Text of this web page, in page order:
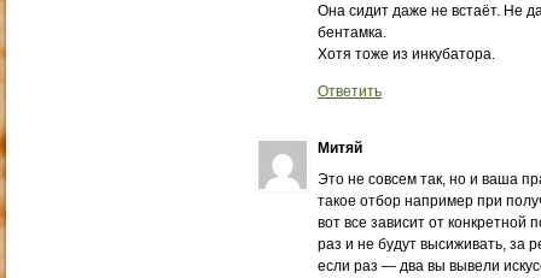
Она сидит даже не встаёт. Не
бентамка.
Хотя тоже из инкубатора.
Ответить
Митяй
Это не совсем так, но и ваша
такое отбор например при
вот все зависит от
раз и не будут высиживать, за
если раз — два вы вывели